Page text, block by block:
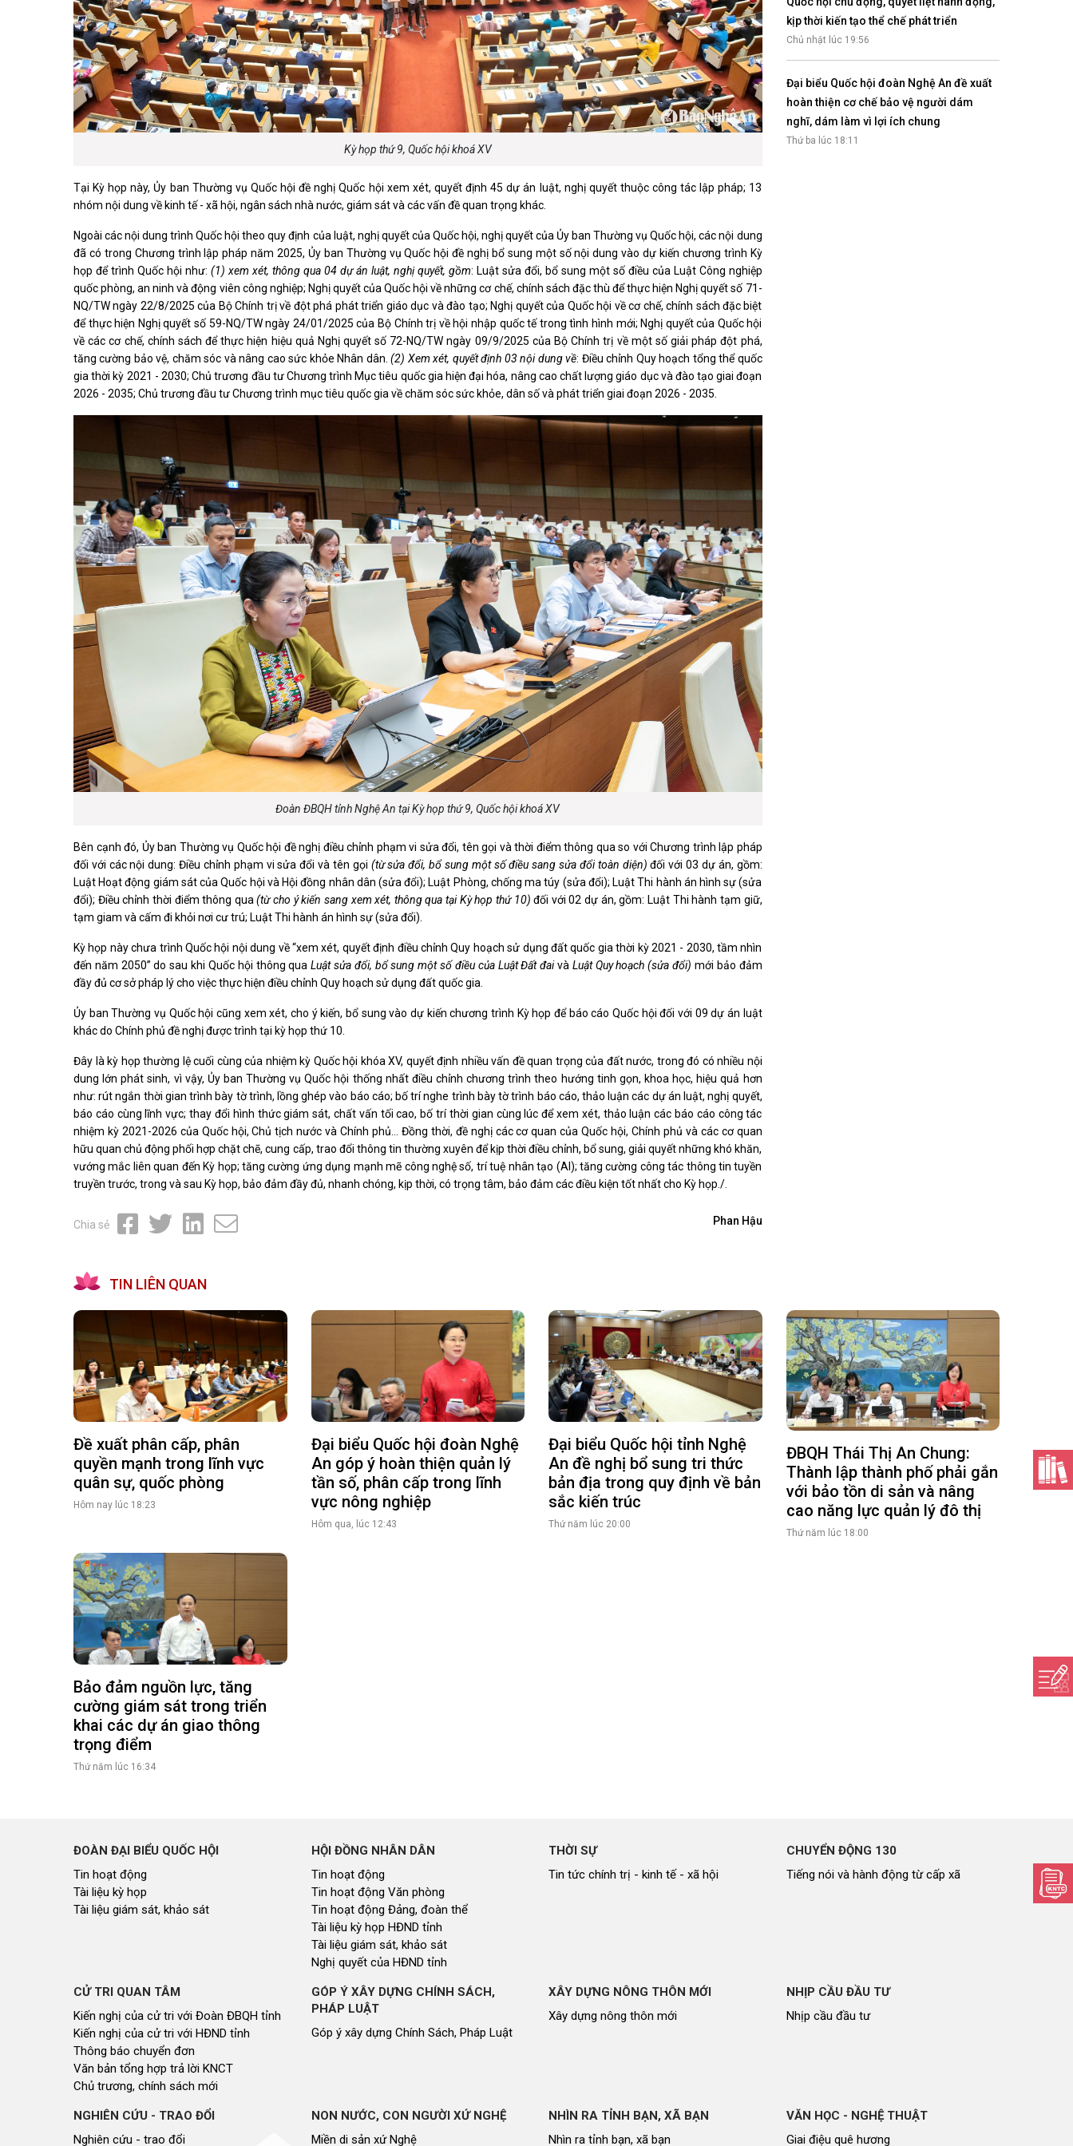
Báo Đại biểu nhân dân
Kỳ họp thứ 9, Quốc hội khoá XV
Tại Kỳ họp này, Ủy ban Thường vụ Quốc hội đề nghị Quốc hội xem xét, quyết định 45 dự án luật, nghị quyết thuộc công tác lập pháp; 13
nhóm nội dung về kinh tế - xã hội, ngân sách nhà nước, giám sát và các vấn đề quan trọng khác.
Ngoài các nội dung trình Quốc hội theo quy định của luật, nghị quyết của Quốc hội, nghị quyết của Ủy ban Thường vụ Quốc hội, các nội dung
đã có trong Chương trình lập pháp năm 2025, Ủy ban Thường vụ Quốc hội đề nghị bổ sung một số nội dung vào dự kiến chương trình Kỳ
họp để trình Quốc hội như: (1) xem xét, thông qua 04 dự án luật, nghị quyết, gồm: Luật sửa đổi, bổ sung một số điều của Luật Công nghiệp
quốc phòng, an ninh và động viên công nghiệp; Nghị quyết của Quốc hội về những cơ chế, chính sách đặc thù để thực hiện Nghị quyết số 71-
NQ/TW ngày 22/8/2025 của Bộ Chính trị về đột phá phát triển giáo dục và đào tạo; Nghị quyết của Quốc hội về cơ chế, chính sách đặc biệt
để thực hiện Nghị quyết số 59-NQ/TW ngày 24/01/2025 của Bộ Chính trị về hội nhập quốc tế trong tình hình mới; Nghị quyết của Quốc hội
về các cơ chế, chính sách để thực hiện hiệu quả Nghị quyết số 72-NQ/TW ngày 09/9/2025 của Bộ Chính trị về một số giải pháp đột phá,
tăng cường bảo vệ, chăm sóc và nâng cao sức khỏe Nhân dân.(2) Xem xét, quyết định 03 nội dungvề: Điều chỉnh Quy hoạch tổng thể quốc
gia thời kỳ 2021 - 2030; Chủ trương đầu tư Chương trình Mục tiêu quốc gia hiện đại hóa, nâng cao chất lượng giáo dục và đào tạo giai đoạn
2026 - 2035; Chủ trương đầu tư Chương trình mục tiêu quốc gia về chăm sóc sức khỏe, dân số và phát triển giai đoạn 2026 - 2035.
Đoàn ĐBQH tỉnh Nghệ An tại Kỳ họp thứ 9, Quốc hội khoá XV
Bên cạnh đó, Ủy ban Thường vụ Quốc hội đề nghị điều chỉnh phạm vi sửa đổi, tên gọi và thời điểm thông qua so với Chương trình lập pháp
đối với các nội dung: Điều chỉnh phạm vi sửa đổi và tên gọi (từ sửa đổi, bổ sung một số điều sang sửa đổi toàn diện) đối với 03 dự án, gồm:
Luật Hoạt động giám sát của Quốc hội và Hội đồng nhân dân (sửa đổi); Luật Phòng, chống ma túy (sửa đổi); Luật Thi hành án hình sự (sửa
đổi); Điều chỉnh thời điểm thông qua(từ cho ý kiến sang xem xét, thông qua tại Kỳ họp thứ 10) đối với 02 dự án, gồm: Luật Thi hành tạm giữ,
tạm giam và cấm đi khỏi nơi cư trú; Luật Thi hành án hình sự (sửa đổi).
Kỳ họp này chưa trình Quốc hội nội dung về “xem xét, quyết định điều chỉnh Quy hoạch sử dụng đất quốc gia thời kỳ 2021 - 2030, tầm nhìn
đến năm 2050” do sau khi Quốc hội thông quaLuật sửa đổi, bổ sung một số điều của Luật Đất đaivà Luật Quy hoạch (sửa đổi) mới bảo đảm
đầy đủ cơ sở pháp lý cho việc thực hiện điều chỉnh Quy hoạch sử dụng đất quốc gia.
Ủy ban Thường vụ Quốc hội cũng xem xét, cho ý kiến, bổ sung vào dự kiến chương trình Kỳ họp để báo cáo Quốc hội đối với 09 dự án luật
khác do Chính phủ đề nghị được trình tại kỳ họp thứ 10.
Đây là kỳ họp thường lệ cuối cùng của nhiệm kỳ Quốc hội khóa XV, quyết định nhiều vấn đề quan trọng của đất nước, trong đó có nhiều nội
dung lớn phát sinh, vì vậy, Ủy ban Thường vụ Quốc hội thống nhất điều chỉnh chương trình theo hướng tinh gọn, khoa học, hiệu quả hơn
như: rút ngắn thời gian trình bày tờ trình, lồng ghép vào báo cáo; bố trí nghe trình bày tờ trình báo cáo, thảo luận các dự án luật, nghị quyết,
báo cáo cùng lĩnh vực; thay đổi hình thức giám sát, chất vấn tối cao, bố trí thời gian cùng lúc để xem xét, thảo luận các báo cáo công tác
nhiệm kỳ 2021-2026 của Quốc hội, Chủ tịch nước và Chính phủ… Đồng thời, đề nghị các cơ quan của Quốc hội, Chính phủ và các cơ quan
hữu quan chủ động phối hợp chặt chẽ, cung cấp, trao đổi thông tin thường xuyên để kịp thời điều chỉnh, bổ sung, giải quyết những khó khăn,
vướng mắc liên quan đến Kỳ họp; tăng cường ứng dụng mạnh mẽ công nghệ số, trí tuệ nhân tạo (AI); tăng cường công tác thông tin tuyền
truyền trước, trong và sau Kỳ họp, bảo đảm đầy đủ, nhanh chóng, kịp thời, có trọng tâm, bảo đảm các điều kiện tốt nhất cho Kỳ họp./.
Chia sẻ Phan Hậu
kịp thời kiến tạo thể chế phát triển
Chủ nhật lúc 19:56
Đại biểu Quốc hội đoàn Nghệ An đề xuất
hoàn thiện cơ chế bảo vệ người dám
nghĩ, dám làm vì lợi ích chung
Thứ ba lúc 18:11
TIN LIÊN QUAN
Đề xuất phân cấp, phân
quyền mạnh trong lĩnh vực
quân sự, quốc phòng
Hôm nay lúc 18:23
Đại biểu Quốc hội đoàn Nghệ
An góp ý hoàn thiện quản lý
tần số, phân cấp trong lĩnh
vực nông nghiệp
Hôm qua, lúc 12:43
Đại biểu Quốc hội tỉnh Nghệ
An đề nghị bổ sung tri thức
bản địa trong quy định về bản
sắc kiến trúc
Thứ năm lúc 20:00
ĐBQH Thái Thị An Chung:
Thành lập thành phố phải gắn
với bảo tồn di sản và nâng
cao năng lực quản lý đô thị
Thứ năm lúc 18:00
Bảo đảm nguồn lực, tăng
cường giám sát trong triển
khai các dự án giao thông
trọng điểm
Thứ năm lúc 16:34
ĐOÀN ĐẠI BIỂU QUỐC HỘI
Tin hoạt động
Tài liệu kỳ họp
Tài liệu giám sát, khảo sát
HỘI ĐỒNG NHÂN DÂN
Tin hoạt động
Tin hoạt động Văn phòng
Tin hoạt động Đảng, đoàn thể
Tài liệu kỳ họp HĐND tỉnh
Tài liệu giám sát, khảo sát
Nghị quyết của HĐND tỉnh
THỜI SỰ
Tin tức chính trị - kinh tế - xã hội
CHUYỂN ĐỘNG 130
Tiếng nói và hành động từ cấp xã
CỬ TRI QUAN TÂM
Kiến nghị của cử tri với Đoàn ĐBQH tỉnh
Kiến nghị của cử tri với HĐND tỉnh
Thông báo chuyển đơn
Văn bản tổng hợp trả lời KNCT
Chủ trương, chính sách mới
GÓP Ý XÂY DỰNG CHÍNH SÁCH,
PHÁP LUẬT
Góp ý xây dựng Chính Sách, Pháp Luật
XÂY DỰNG NÔNG THÔN MỚI
Xây dựng nông thôn mới
NHỊP CẦU ĐẦU TƯ
Nhịp cầu đầu tư
NGHIÊN CỨU - TRAO ĐỔI
Nghiên cứu - trao đổi
NON NƯỚC, CON NGƯỜI XỨ NGHỆ
Miền di sản xứ Nghệ
NHÌN RA TỈNH BẠN, XÃ BẠN
Nhìn ra tỉnh bạn, xã bạn
VĂN HỌC - NGHỆ THUẬT
Giai điệu quê hương